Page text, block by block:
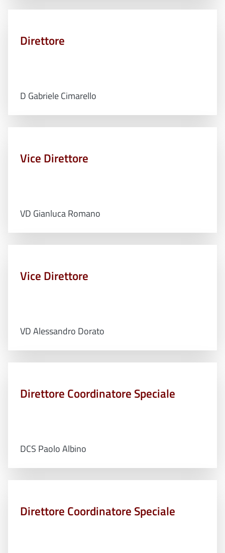
Direttore
D Gabriele Cimarello
Vice Direttore
VD Gianluca Romano
Vice Direttore
VD Alessandro Dorato
Direttore Coordinatore Speciale
DCS Paolo Albino
Direttore Coordinatore Speciale